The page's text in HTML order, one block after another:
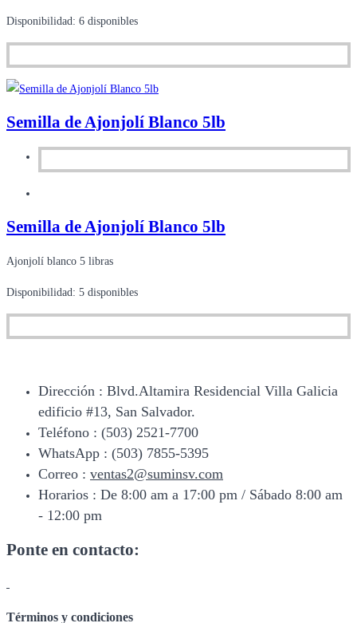
Disponibilidad: 6 disponibles
Semilla de Ajonjolí Blanco 5lb
Semilla de Ajonjolí Blanco 5lb
Ajonjolí blanco 5 libras
Disponibilidad: 5 disponibles
Dirección : Blvd.Altamira Residencial Villa Galicia
edificio #13, San Salvador.
Teléfono : (503) 2521-7700
WhatsApp : (503) 7855-5395
Correo : ventas2@suminsv.com
Horarios : De 8:00 am a 17:00 pm / Sábado 8:00 am
- 12:00 pm
Ponte en contacto:
Términos y condiciones